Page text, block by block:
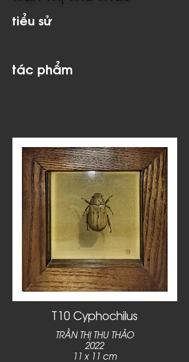
tiểu sử
tác phẩm
T10 Cyphochilus
TRẦN THỊ THU THẢO
2022
11 x 11 cm